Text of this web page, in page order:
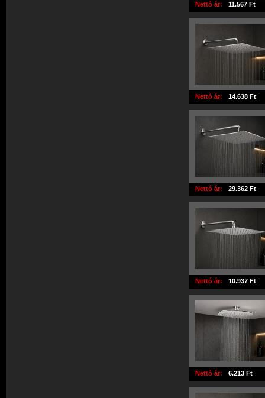
Nettó ár: 11.567 Ft
Nettó ár: 14.638 Ft
Nettó ár: 29.362 Ft
Nettó ár: 10.937 Ft
Nettó ár: 6.213 Ft